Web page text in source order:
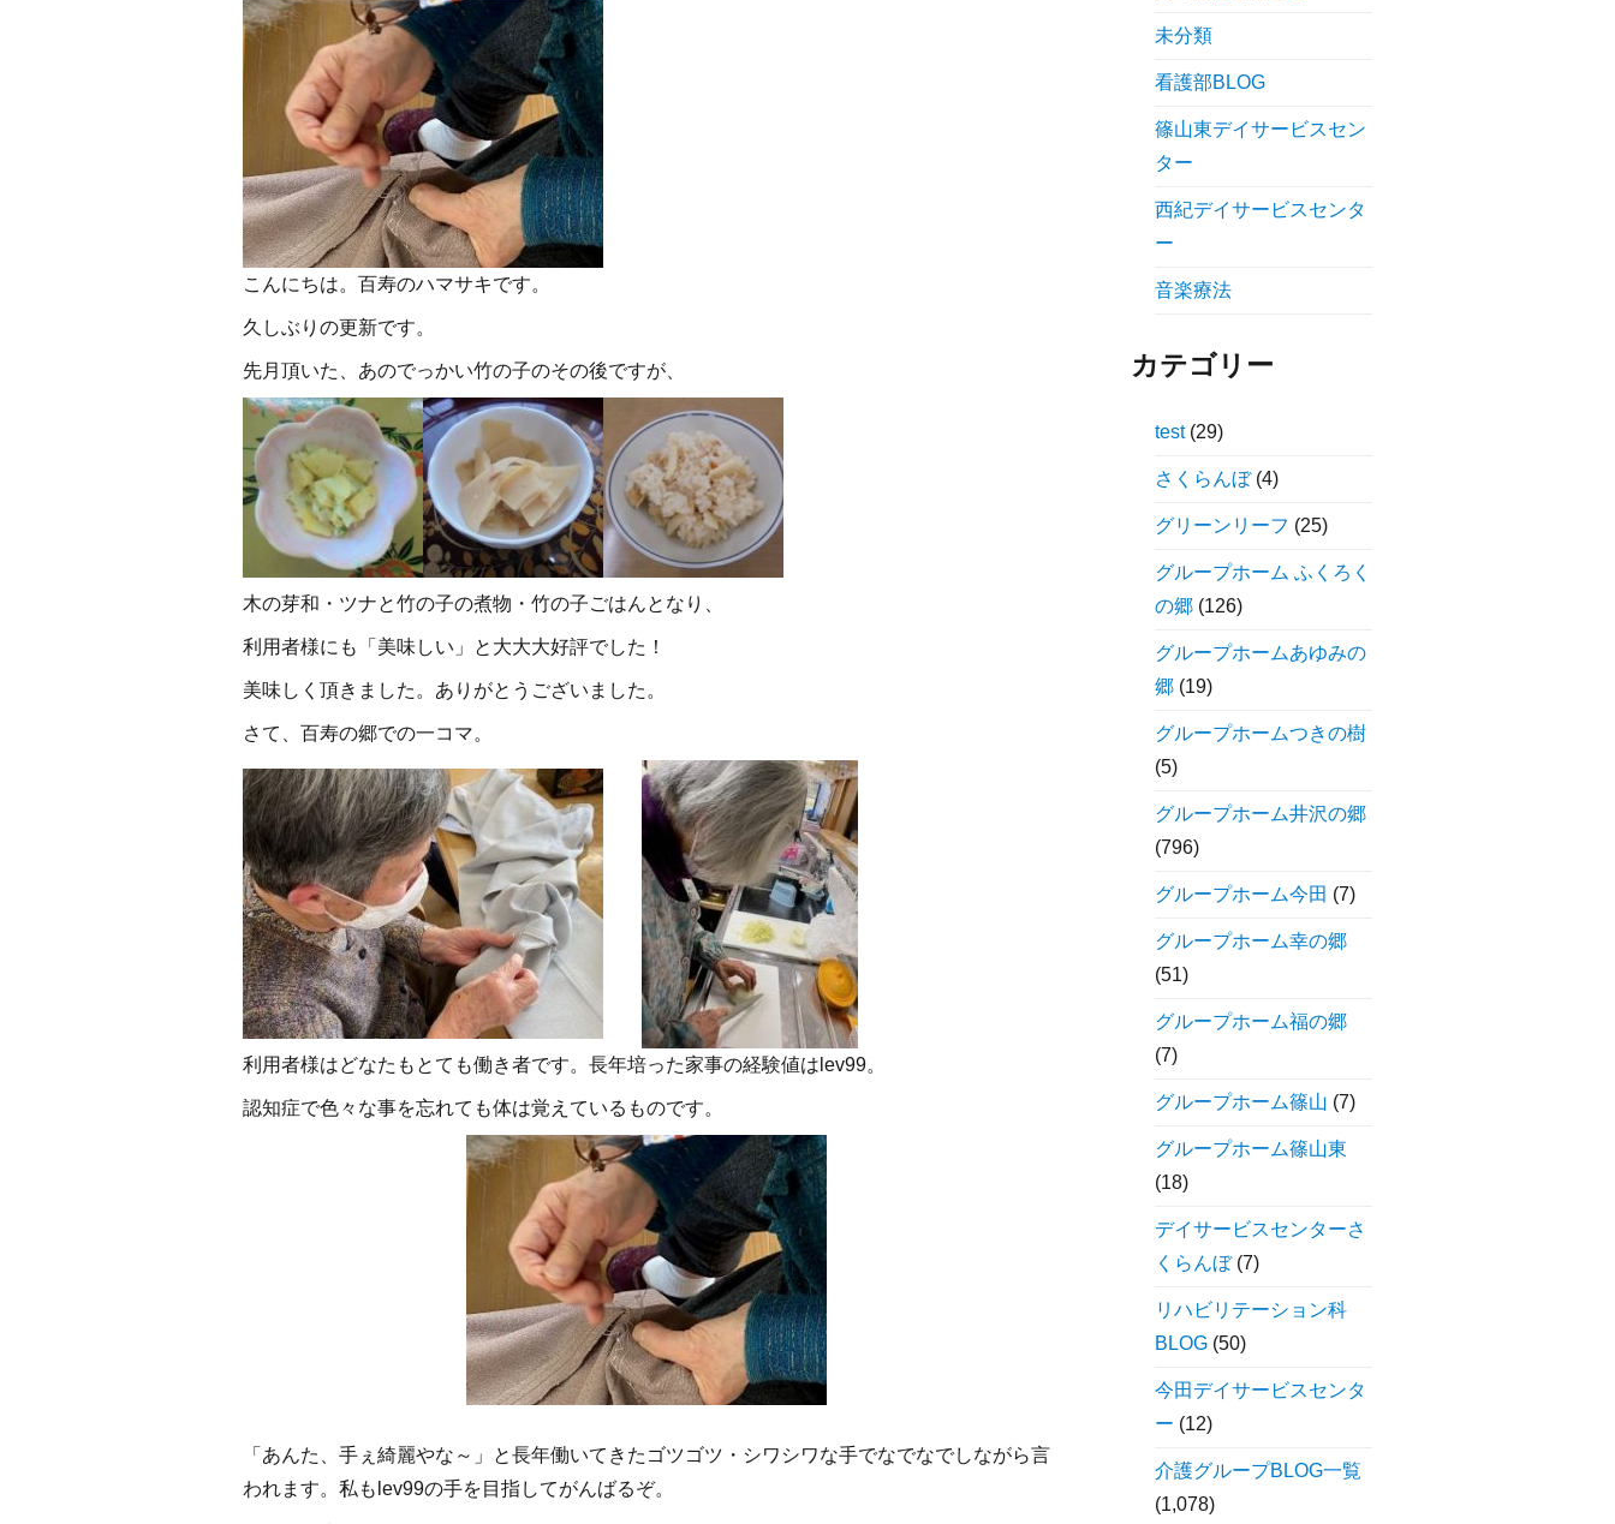
こんにちは。百寿のハマサキです。
久しぶりの更新です。
先月頂いた、あのでっかい竹の子のその後ですが、
木の芽和・ツナと竹の子の煮物・竹の子ごはんとなり、
利用者様にも「美味しい」と大大大好評でした！
美味しく頂きました。ありがとうございました。
さて、百寿の郷での一コマ。
利用者様はどなたもとても働き者です。長年培った家事の経験値はlev99。
認知症で色々な事を忘れても体は覚えているものです。
「あんた、手ぇ綺麗やな～」と長年働いてきたゴツゴツ・シワシワな手でなでなでしながら言
われます。私もlev99の手を目指してがんばるぞ。
未分類
看護部BLOG
篠山東デイサービスセン
ター
西紀デイサービスセンタ
ー
音楽療法
カテゴリー
test(29)
さくらんぼ(4)
グリーンリーフ (25)
グループホーム ふくろく
の郷(126)
グループホームあゆみの
郷(19)
グループホームつきの樹
(5)
グループホーム井沢の郷
(796)
グループホーム今田 (7)
グループホーム幸の郷
(51)
グループホーム福の郷
(7)
グループホーム篠山 (7)
グループホーム篠山東
(18)
デイサービスセンターさ
くらんぼ(7)
リハビリテーション科
BLOG(50)
今田デイサービスセンタ
ー (12)
介護グループBLOG一覧
(1,078)